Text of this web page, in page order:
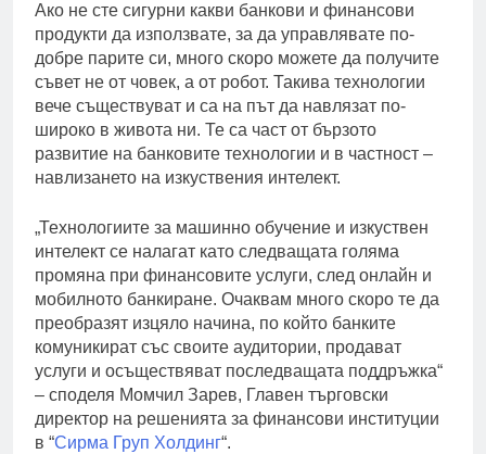
Ако не сте сигурни какви банкови и финансови
продукти да използвате, за да управлявате по-
добре парите си, много скоро можете да получите
съвет не от човек, а от робот. Такива технологии
вече съществуват и са на път да навлязат по-
широко в живота ни. Те са част от бързото
развитие на банковите технологии и в частност –
навлизането на изкуствения интелект.
„Технологиите за машинно обучение и изкуствен
интелект се налагат като следващата голяма
промяна при финансовите услуги, след онлайн и
мобилното банкиране. Очаквам много скоро те да
преобразят изцяло начина, по който банките
комуникират със своите аудитории, продават
услуги и осъществяват последващата поддръжка“
– споделя Момчил Зарев, Главен търговски
директор на решенията за финансови институции
в “Сирма Груп Холдинг“.